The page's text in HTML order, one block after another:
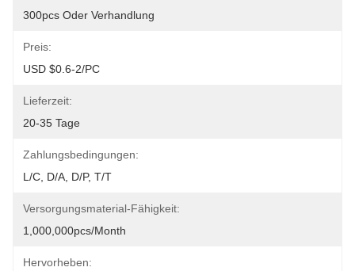
300pcs Oder Verhandlung
Preis:
USD $0.6-2/PC
Lieferzeit:
20-35 Tage
Zahlungsbedingungen:
L/C, D/A, D/P, T/T
Versorgungsmaterial-Fähigkeit:
1,000,000pcs/month
Hervorheben: